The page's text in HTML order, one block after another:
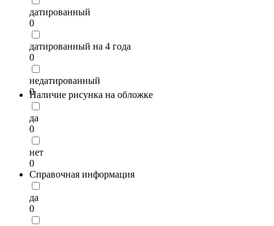
датированный
0
датированный на 4 года
0
недатированный
0
Наличие рисунка на обложке
да
0
нет
0
Справочная информация
да
0